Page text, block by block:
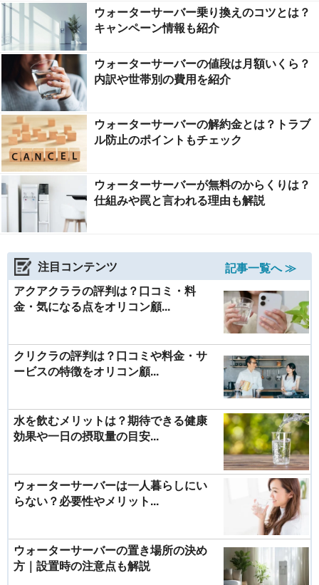
ウォーターサーバー乗り換えのコツとは？
キャンペーン情報も紹介
ウォーターサーバーの値段は月額いくら？
内訳や世帯別の費用を紹介
ウォーターサーバーの解約金とは？トラブ
ル防止のポイントもチェック
ウォーターサーバーが無料のからくりは？
仕組みや罠と言われる理由も解説
注目コンテンツ
記事一覧へ ≫
アクアクララの評判は？口コミ・料
金・気になる点をオリコン顧...
クリクラの評判は？口コミや料金・サ
ービスの特徴をオリコン顧...
水を飲むメリットは？期待できる健康
効果や一日の摂取量の目安...
ウォーターサーバーは一人暮らしにい
らない？必要性やメリット...
ウォーターサーバーの置き場所の決め
方｜設置時の注意点も解説